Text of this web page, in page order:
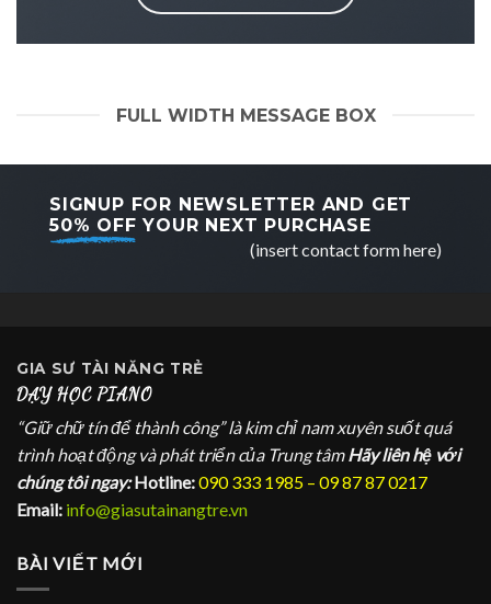
FULL WIDTH MESSAGE BOX
SIGNUP FOR NEWSLETTER AND GET
50% OFF YOUR NEXT PURCHASE
(insert contact form here)
GIA SƯ TÀI NĂNG TRẺ
DẠY HỌC PIANO
“Giữ chữ tín để thành công” là kim chỉ nam xuyên suốt quá
trình hoạt động và phát triển của Trung tâm Hãy liên hệ với
chúng tôi ngay: Hotline:090 333 1985 – 09 87 87 0217
Email: info@giasutainangtre.vn
BÀI VIẾT MỚI